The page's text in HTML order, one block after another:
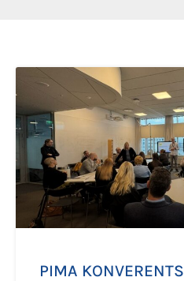
PIMA KONVERENTS |